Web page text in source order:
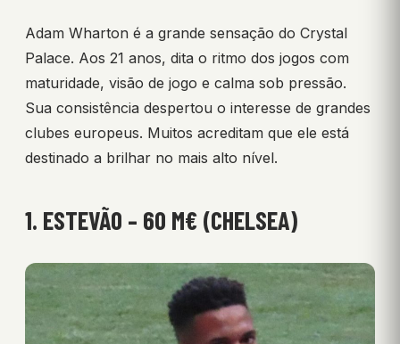
Adam Wharton é a grande sensação do Crystal
Palace. Aos 21 anos, dita o ritmo dos jogos com
maturidade, visão de jogo e calma sob pressão.
Sua consistência despertou o interesse de grandes
clubes europeus. Muitos acreditam que ele está
destinado a brilhar no mais alto nível.
1. ESTEVÃO – 60 M€ (CHELSEA)